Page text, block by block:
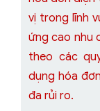
vị trong lĩnh
ứng cao nhu
theo các
dụng hóa
đa rủi ro.